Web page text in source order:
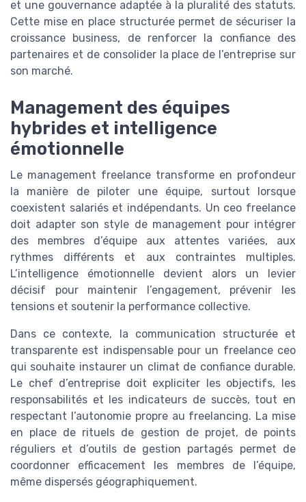
et une gouvernance adaptée à la pluralité des statuts.
Cette mise en place structurée permet de sécuriser la
croissance business, de renforcer la confiance des
partenaires et de consolider la place de l’entreprise sur
son marché.
Management des équipes
hybrides et intelligence
émotionnelle
Le management freelance transforme en profondeur
la manière de piloter une équipe, surtout lorsque
coexistent salariés et indépendants. Un ceo freelance
doit adapter son style de management pour intégrer
des membres d’équipe aux attentes variées, aux
rythmes différents et aux contraintes multiples.
L’intelligence émotionnelle devient alors un levier
décisif pour maintenir l’engagement, prévenir les
tensions et soutenir la performance collective.
Dans ce contexte, la communication structurée et
transparente est indispensable pour un freelance ceo
qui souhaite instaurer un climat de confiance durable.
Le chef d’entreprise doit expliciter les objectifs, les
responsabilités et les indicateurs de succès, tout en
respectant l’autonomie propre au freelancing. La mise
en place de rituels de gestion de projet, de points
réguliers et d’outils de gestion partagés permet de
coordonner efficacement les membres de l’équipe,
même dispersés géographiquement.